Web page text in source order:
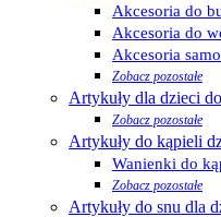
Akcesoria do
Akcesoria do
Akcesoria
Zobacz pozostałe
Artykuły dla dzieci
Zobacz pozostałe
Artykuły do kąpieli
Wanienki do
Zobacz pozostałe
Artykuły do snu dla